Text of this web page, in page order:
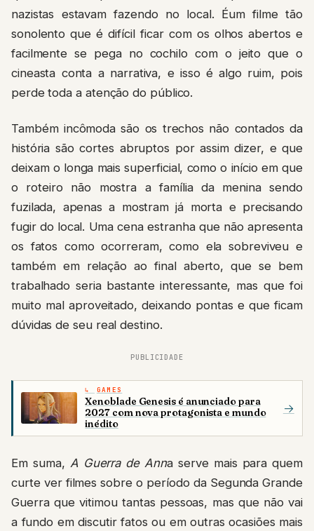
nazistas estavam fazendo no local. Éum filme tão
sonolento que é difícil ficar com os olhos abertos e
facilmente se pega no cochilo com o jeito que o
cineasta conta a narrativa, e isso é algo ruim, pois
perde toda a atenção do público.
Também incômoda são os trechos não contados da
história são cortes abruptos por assim dizer, e que
deixam o longa mais superficial, como o início em que
o roteiro não mostra a família da menina sendo
fuzilada, apenas a mostram já morta e precisando
fugir do local. Uma cena estranha que não apresenta
os fatos como ocorreram, como ela sobreviveu e
também em relação ao final aberto, que se bem
trabalhado seria bastante interessante, mas que foi
muito mal aproveitado, deixando pontas e que ficam
dúvidas de seu real destino.
PUBLICIDADE
GAMES
Xenoblade Genesis é anunciado para
2027 com nova protagonista e mundo
inédito
→
Em suma, A Guerra de Anna serve mais para quem
curte ver filmes sobre o período da Segunda Grande
Guerra que vitimou tantas pessoas, mas que não vai
a fundo em discutir fatos ou em outras ocasiões mais